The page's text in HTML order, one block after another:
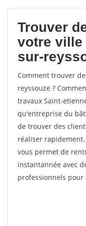
Trouver
votre ville
sur-
Comment trouver
reyssouze ?
travaux Saint-
qu'entreprise du
de trouver des
réaliser
vous permet de
instantannée avec
professionnels